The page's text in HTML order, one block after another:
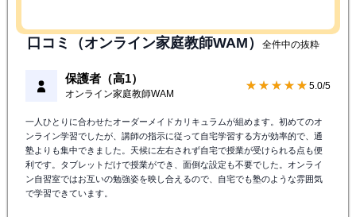
口コミ（オンライン家庭教師WAM） 全件中の抜粋
保護者（高1）
オンライン家庭教師WAM
★★★★★ 5.0/5
一人ひとりに合わせたオーダーメイドカリキュラムが組めます。初めてのオ
ンライン学習でしたが、講師の指示に従って自宅学習する方が効率的で、通
塾よりも集中できました。天候に左右されず自宅で授業が受けられる点も便
利です。タブレットだけで授業ができ、面倒な設定も不要でした。オンライ
ン自習室ではお互いの勉強姿を映し合えるので、自宅でも塾のような雰囲気
で学習できています。